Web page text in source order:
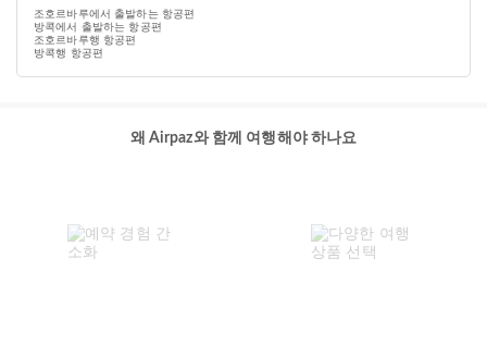
조호르바루에서 출발하는 항공편
방콕에서 출발하는 항공편
조호르바루행 항공편
방콕행 항공편
왜 Airpaz와 함께 여행해야 하나요